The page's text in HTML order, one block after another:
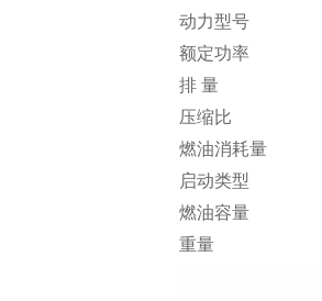
动力型号
额定功率
排 量
压缩比
燃油消耗量
启动类型
燃油容量
重量